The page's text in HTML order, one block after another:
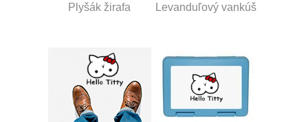
Plyšák žirafa Levanduľový vankúš